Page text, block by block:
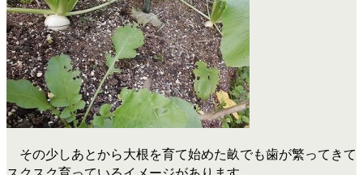
その少しあとから大根を育て始めた畝でも歯が繁ってきて